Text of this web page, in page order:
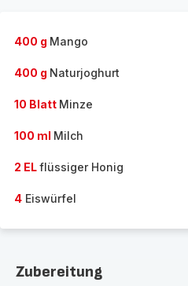
400 g Mango
400 g Naturjoghurt
10 Blatt Minze
100 ml Milch
2 ELflüssiger Honig
4 Eiswürfel
Zubereitung